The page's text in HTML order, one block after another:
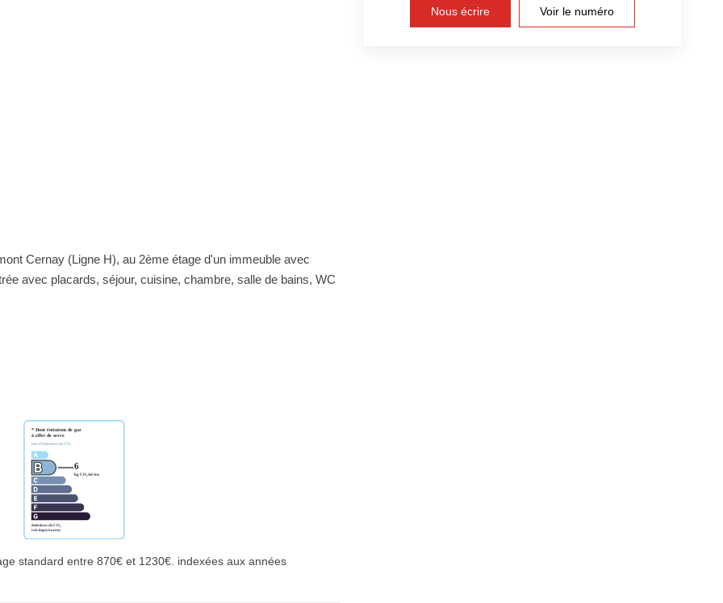
Cernay (Ligne H), au 2ème étage d'un immeuble avec
avec placards, séjour, cuisine, chambre, salle de bains, WC
standard entre 870€ et 1230€. indexées aux années
Nous écrire Voir le numéro